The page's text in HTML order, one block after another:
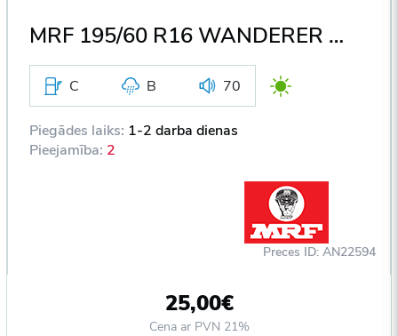
MRF 195/60 R16 WANDERER STREET ECOTRED A1 89H DOT2022
C B 70
Piegādes laiks: 1-2 darba dienas
Pieejamība: 2
Preces ID: AN22594
25,00€
Cena ar PVN 21%